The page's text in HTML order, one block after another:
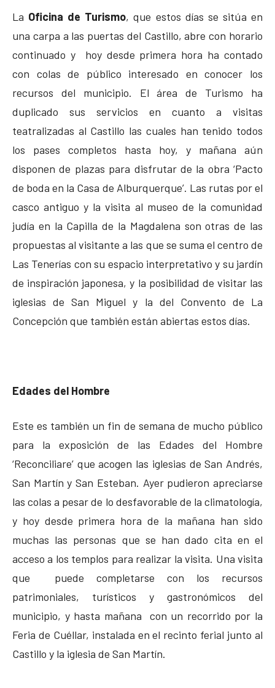
La Oficina de Turismo, que estos días se sitúa en
una carpa a las puertas del Castillo, abre con horario
continuado y hoy desde primera hora ha contado
con colas de público interesado en conocer los
recursos del municipio. El área de Turismo ha
duplicado sus servicios en cuanto a visitas
teatralizadas al Castillo las cuales han tenido todos
los pases completos hasta hoy, y mañana aún
disponen de plazas para disfrutar de la obra ‘Pacto
de boda en la Casa de Alburquerque’. Las rutas por el
casco antiguo y la visita al museo de la comunidad
judía en la Capilla de la Magdalena son otras de las
propuestas al visitante a las que se suma el centro de
Las Tenerías con su espacio interpretativo y su jardín
de inspiración japonesa, y la posibilidad de visitar las
iglesias de San Miguel y la del Convento de La
Concepción que también están abiertas estos días.
Edades del Hombre
Este es también un fin de semana de mucho público
para la exposición de las Edades del Hombre
‘Reconciliare’ que acogen las iglesias de San Andrés,
San Martín y San Esteban. Ayer pudieron apreciarse
las colas a pesar de lo desfavorable de la climatología,
y hoy desde primera hora de la mañana han sido
muchas las personas que se han dado cita en el
acceso a los templos para realizar la visita. Una visita
que puede completarse con los recursos
patrimoniales, turísticos y gastronómicos del
municipio, y hasta mañana con un recorrido por la
Feria de Cuéllar, instalada en el recinto ferial junto al
Castillo y la iglesia de San Martín.